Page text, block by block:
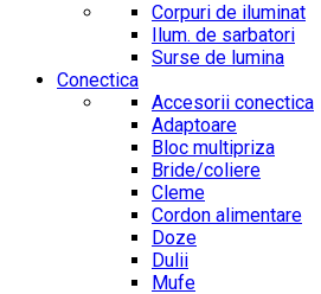
Corpuri de iluminat
Ilum. de sarbatori
Surse de lumina
Conectica
Accesorii conectica
Adaptoare
Bloc multipriza
Bride/coliere
Cleme
Cordon alimentare
Doze
Dulii
Mufe